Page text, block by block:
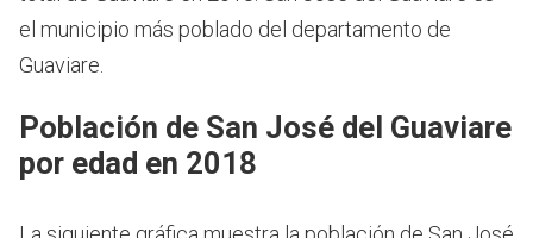
el municipio más poblado del departamento de
Guaviare.
Población de San José del Guaviare
por edad en 2018